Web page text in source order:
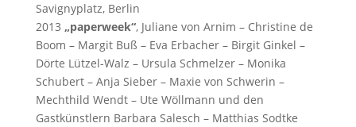
Savignyplatz, Berlin
2013 „paperweek“, Juliane von Arnim – Christine de
Boom – Margit Buß – Eva Erbacher – Birgit Ginkel –
Dörte Lützel-Walz – Ursula Schmelzer – Monika
Schubert – Anja Sieber – Maxie von Schwerin –
Mechthild Wendt – Ute Wöllmann und den
Gastkünstlern Barbara Salesch – Matthias Sodtke